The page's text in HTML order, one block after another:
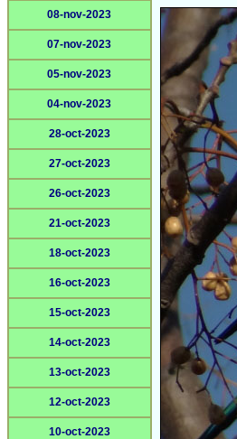
08-nov-2023
07-nov-2023
05-nov-2023
04-nov-2023
28-oct-2023
27-oct-2023
26-oct-2023
21-oct-2023
18-oct-2023
16-oct-2023
15-oct-2023
14-oct-2023
13-oct-2023
12-oct-2023
10-oct-2023